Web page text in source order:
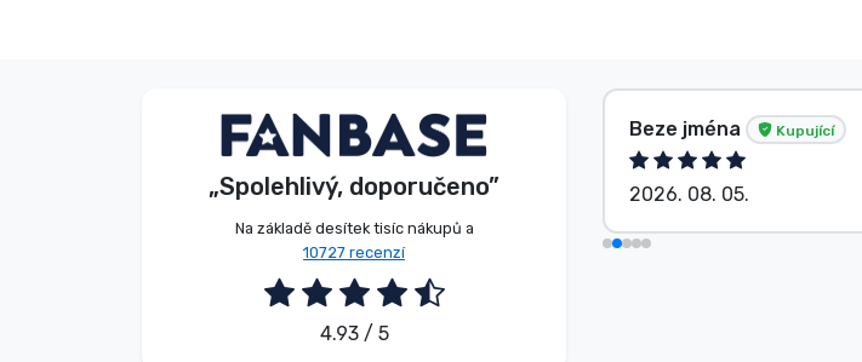
„Spolehlivý, doporučeno”
Na základě desítek tisíc nákupů a
10727 recenzí
4.93 / 5
E. Hipságh Kupující
2026. 08. 06.
Beze jména Kupující
2026. 08. 05.